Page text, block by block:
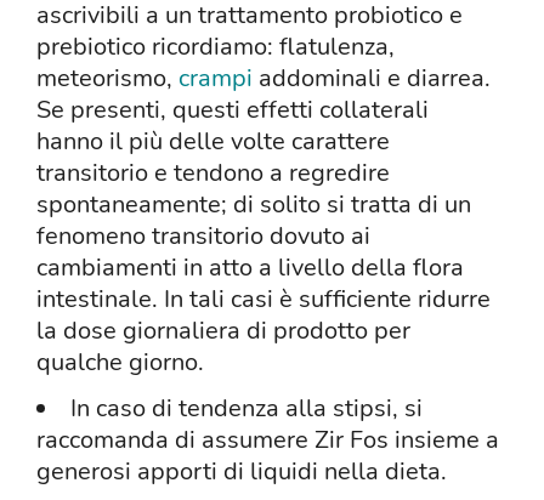
ascrivibili a un trattamento probiotico e
prebiotico ricordiamo: flatulenza,
meteorismo, crampi addominali e diarrea.
Se presenti, questi effetti collaterali
hanno il più delle volte carattere
transitorio e tendono a regredire
spontaneamente; di solito si tratta di un
fenomeno transitorio dovuto ai
cambiamenti in atto a livello della flora
intestinale. In tali casi è sufficiente ridurre
la dose giornaliera di prodotto per
qualche giorno.
In caso di tendenza alla stipsi, si
raccomanda di assumere Zir Fos insieme a
generosi apporti di liquidi nella dieta.